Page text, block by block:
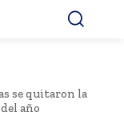
se quitaron la
año